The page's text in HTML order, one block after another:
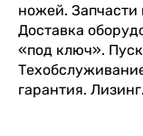
ножей.
Доставка
«под ключ».
гарантия. Лизинг.